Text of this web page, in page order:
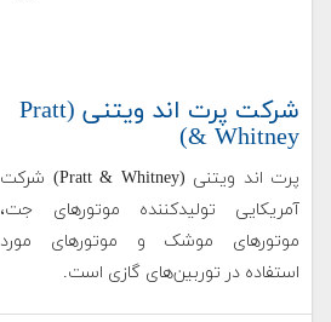
شرکت پرت اند ویتنی (Pratt
& Whitney)
پرت اند ویتنی (Pratt & Whitney) شرکت
آمریکایی تولیدکننده موتورهای جت،
موتورهای موشک و موتورهای مورد
استفاده در توربین‌های گازی است.